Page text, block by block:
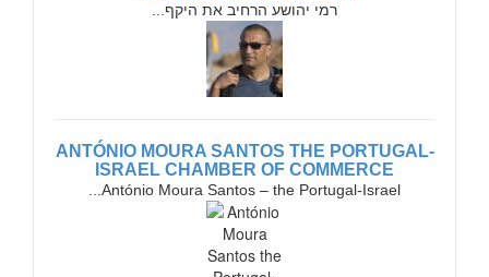
רמי יהושע הרחיב את היקף...
ANTÓNIO MOURA SANTOS THE PORTUGAL-
ISRAEL CHAMBER OF COMMERCE
António Moura Santos – the Portugal-Israel...